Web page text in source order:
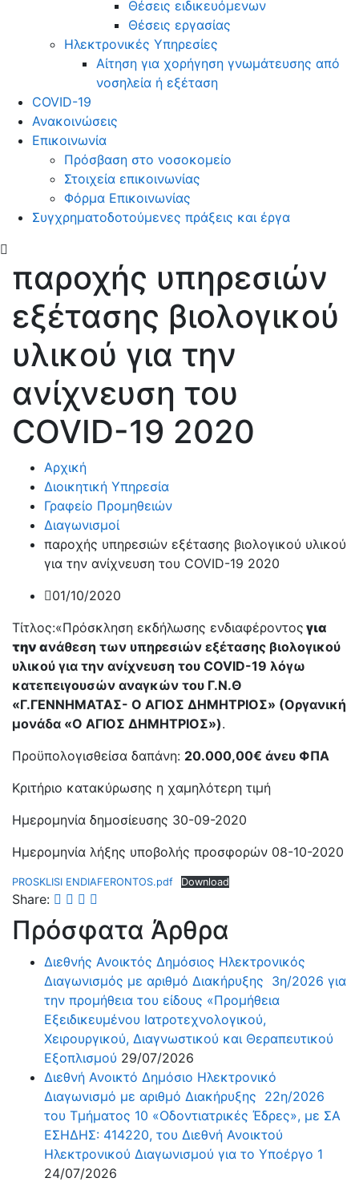
Θέσεις ειδικευόμενων
Θέσεις εργασίας
Ηλεκτρονικές Υπηρεσίες
Αίτηση για χορήγηση γνωμάτευσης από
νοσηλεία ή εξέταση
COVID-19
Ανακοινώσεις
Επικοινωνία
Πρόσβαση στο νοσοκομείο
Στοιχεία επικοινωνίας
Φόρμα Επικοινωνίας
Συγχρηματοδοτούμενες πράξεις και έργα
παροχής υπηρεσιών
εξέτασης βιολογικού
υλικού για την
ανίχνευση του
COVID-19 2020
Αρχική
Διοικητική Υπηρεσία
Γραφείο Προμηθειών
Διαγωνισμοί
παροχής υπηρεσιών εξέτασης βιολογικού υλικού
για την ανίχνευση του COVID-19 2020
01/10/2020
Τίτλος:«Πρόσκληση εκδήλωσης ενδιαφέροντος για
την ανάθεση των υπηρεσιών εξέτασης βιολογικού
υλικού για την ανίχνευση του COVID-19 λόγω
κατεπειγουσών αναγκών του Γ.Ν.Θ
«Γ.ΓΕΝΝΗΜΑΤΑΣ- Ο ΑΓΙΟΣ ΔΗΜΗΤΡΙΟΣ» (Οργανική
μονάδα «Ο ΑΓΙΟΣ ΔΗΜΗΤΡΙΟΣ»).
Προϋπολογισθείσα δαπάνη: 20.000,00€ άνευ ΦΠΑ
Κριτήριο κατακύρωσης η χαμηλότερη τιμή
Ημερομηνία δημοσίευσης 30-09-2020
Ημερομηνία λήξης υποβολής προσφορών 08-10-2020
PROSKLISI ENDIAFERONTOS.pdf Download
Share:
Πρόσφατα Άρθρα
Διεθνής Ανοικτός Δημόσιος Ηλεκτρονικός
Διαγωνισμός με αριθμό Διακήρυξης 3η/2026 για
την προμήθεια του είδους «Προμήθεια
Εξειδικευμένου Ιατροτεχνολογικού,
Χειρουργικού, Διαγνωστικού και Θεραπευτικού
Εξοπλισμού 29/07/2026
Διεθνή Ανοικτό Δημόσιο Ηλεκτρονικό
Διαγωνισμό με αριθμό Διακήρυξης 22η/2026
του Τμήματος 10 «Οδοντιατρικές Έδρες», με ΣΑ
ΕΣΗΔΗΣ: 414220, του Διεθνή Ανοικτού
Ηλεκτρονικού Διαγωνισμού για το Υποέργο 1
24/07/2026